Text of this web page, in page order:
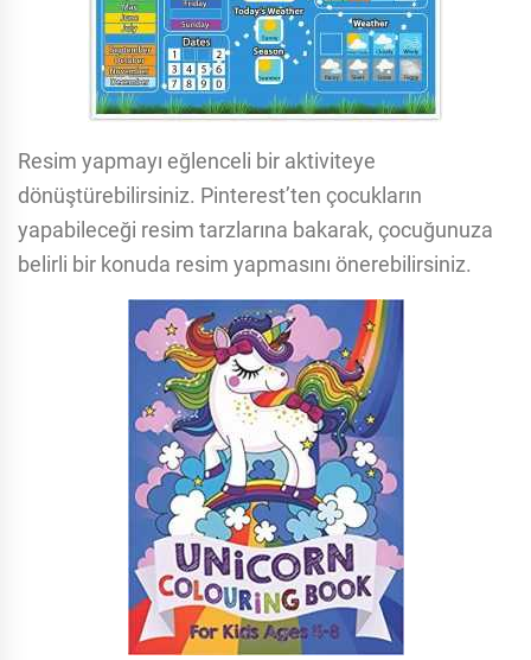
Resim yapmayı eğlenceli bir aktiviteye
dönüştürebilirsiniz. Pinterest’ten çocukların
yapabileceği resim tarzlarına bakarak, çocuğunuza
belirli bir konuda resim yapmasını önerebilirsiniz.